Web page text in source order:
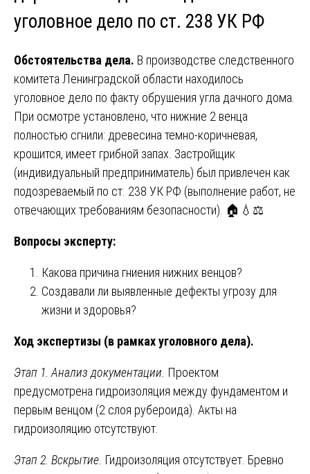
уголовное дело по ст. 238 УК РФ
Обстоятельства дела. В производстве следственного
комитета Ленинградской области находилось
уголовное дело по факту обрушения угла дачного дома.
При осмотре установлено, что нижние 2 венца
полностью сгнили: древесина темно-коричневая,
крошится, имеет грибной запах. Застройщик
(индивидуальный предприниматель) был привлечен как
подозреваемый по ст. 238 УК РФ (выполнение работ, не
отвечающих требованиям безопасности). 🏠💧⚖️
Вопросы эксперту:
Какова причина гниения нижних венцов?
Создавали ли выявленные дефекты угрозу для
жизни и здоровья?
Ход экспертизы (в рамках уголовного дела).
Этап 1. Анализ документации. Проектом
предусмотрена гидроизоляция между фундаментом и
первым венцом (2 слоя рубероида). Акты на
гидроизоляцию отсутствуют.
Этап 2. Вскрытие. Гидроизоляция отсутствует. Бревно